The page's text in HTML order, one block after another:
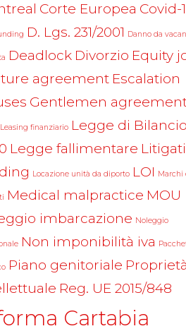
Corte Europea Covid-
D. Lgs. 231/2001 Danno da
Deadlock Divorzio Equity
agreement Escalation
Gentlemen
Leasing finanziario Legge di Bilancio
Legge fallimentare
Locazione unità da diporto LOI Marchi
Medical malpractice MOU
imbarcazione Noleggio
Non imponibilità iva
Piano genitoriale Proprietà
Reg. UE 2015/848
Cartabia